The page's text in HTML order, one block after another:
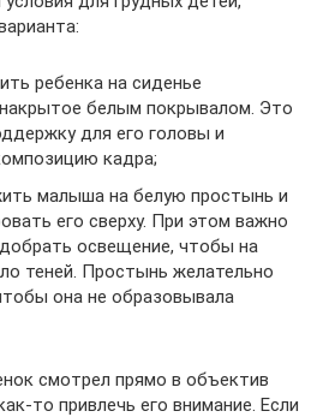
ребенка на сиденье
белым покрывалом. Это
для его головы и
кадра;
малыша на белую простынь и
его сверху. При этом важно
освещение, чтобы на
теней. Простынь желательно
она не образовывала
смотрел прямо в объектив
то привлечь его внимание. Если